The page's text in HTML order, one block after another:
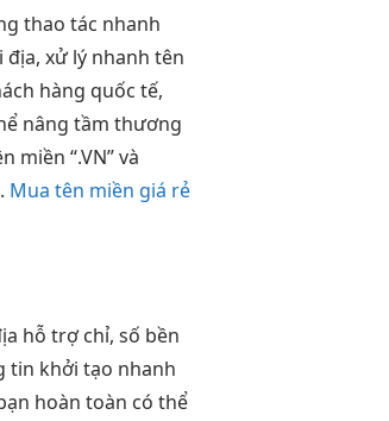
thao tác nhanh
địa,xử lý nhanh tên
hàng quốc tế,
nâng tầm thương
“.VN” và
Mua tên miền giá rẻ
hỗ trợchỉ, số bền
tin khởi tạo nhanh
hoàn toàn có thể